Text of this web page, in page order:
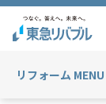
リフォーム MENU